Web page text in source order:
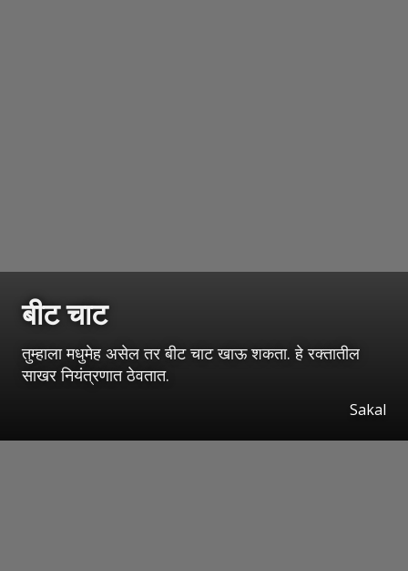
बीट चाट
तुम्हाला मधुमेह असेल तर बीट चाट खाऊ शकता. हे रक्तातील
साखर नियंत्रणात ठेवतात.
Sakal